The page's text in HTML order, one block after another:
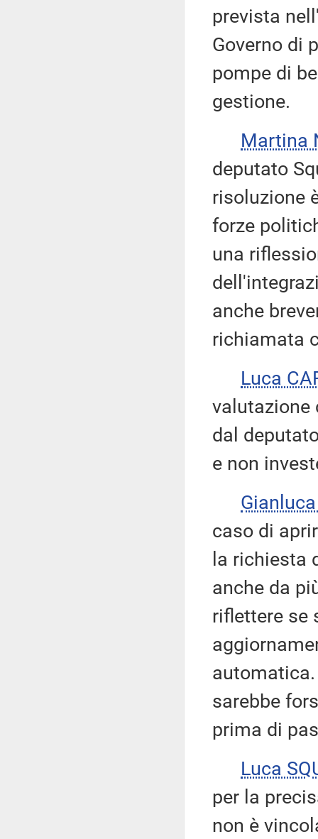
prevista
Governo di
pompe di
gestione.
Martina
deputato
risoluzione
forze
una
anche
richiamata
Luca
valutazione
dal
e non
caso di
la richiesta
anche da
riflettere se
automatica.
sarebbe
prima di
Luca
per la
non è